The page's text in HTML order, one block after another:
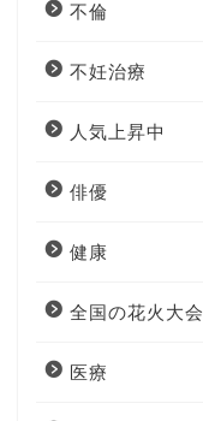
不倫
不妊治療
人気上昇中
俳優
健康
全国の花火大会
医療